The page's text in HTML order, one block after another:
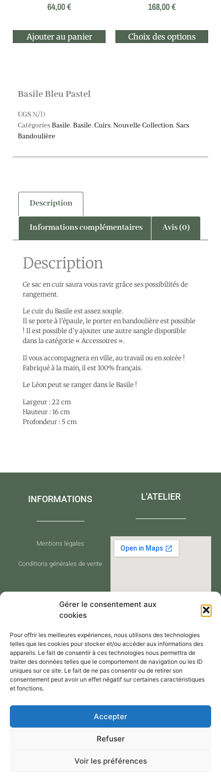
Gérer le consentement aux
cookies
Pour offrir les meilleures expériences, nous utilisons des technologies
telles que les cookies pour stocker et/ou accéder aux informations des
appareils. Le fait de consentir à ces technologies nous permettra de
traiter des données telles que le comportement de navigation ou les ID
uniques sur ce site. Le fait de ne pas consentir ou de retirer son
consentement peut avoir un effet négatif sur certaines caractéristiques
et fonctions.
Accepter
Refuser
Voir les préférences
64,00€
Ajouter au panier
168,00€
Choix des options
Basile Bleu Pastel
UGSN/D
CatégoriesBasile, Basile, Cuirs, Nouvelle Collection, Sacs
Bandoulière
Description
Informations complémentaires Avis (0)
Description
Ce sac en cuir saura vous ravir grâce ses possibilités de
rangement.
Le cuir du Basile est assez souple.
Il se porte à l’épaule, le porter en bandoulière est possible
! Il est possible d’y ajouter une autre sangle disponible
dans la catégorie « Accessoires ».
Il vous accompagnera en ville, au travail ou en soirée !
Fabriqué à la main, il est 100% français.
Le Léon peut se ranger dans le Basile !
Largeur : 22 cm
Hauteur : 16 cm
Profondeur : 5 cm
INFORMATIONS
Mentions légales
Conditions générales de vente
L'ATELIER
CONTACT
Par mail : atelier@annejerome.fr